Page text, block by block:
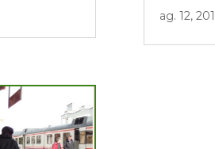
ag. 12,